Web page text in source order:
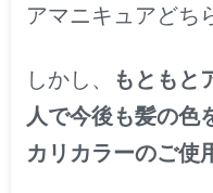
アマニキュアどち
しかし、
もともと
人で今後も髪の色
カリカラーのご使